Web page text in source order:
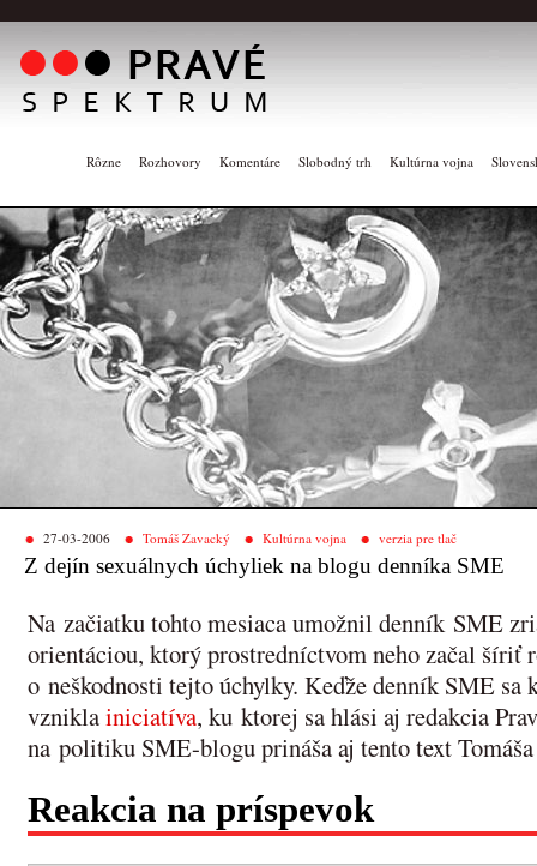
Rôzne Rozhovory Komentáre Slobodný trh Kultúrna vojna
27-03-2006 Tomáš Zavacký Kultúrna vojna verzia pre tlač
Z dejín sexuálnych úchyliek na blogu denníka SME
Na začiatku tohto mesiaca umožnil denník SME
orientáciou, ktorý prostredníctvom neho začal šíriť
o neškodnosti tejto úchylky. Keďže denník SME
vzniklainiciatíva, ku ktorej sa hlási aj redakcia
na politiku SME-blogu prináša aj tento text
Reakcia na príspevok